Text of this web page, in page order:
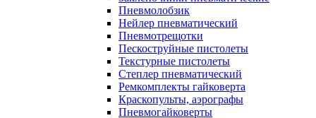
Пневмолобзик
Нейлер пневматический
Пневмотрещотки
Пескоструйные пистолеты
Текстурные пистолеты
Степлер пневматический
Ремкомплекты гайковерта
Краскопульты, аэрографы
Пневмогайковерты